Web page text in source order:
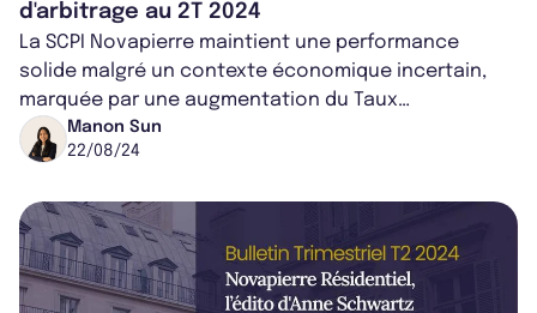
d'arbitrage au 2T 2024
La SCPI Novapierre maintient une performance
solide malgré un contexte économique incertain,
marquée par une augmentation du Taux
d'Occupation Financier à 89,2% et une distribution...
Manon Sun
22/08/24